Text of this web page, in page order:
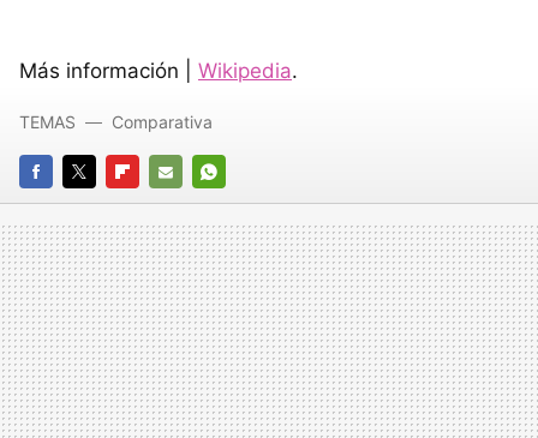
Más información | Wikipedia.
FACEBOOK
TWITTERFLIPBOARD
E-
MAIL
WHATSAPP
TEMAS Comparativa